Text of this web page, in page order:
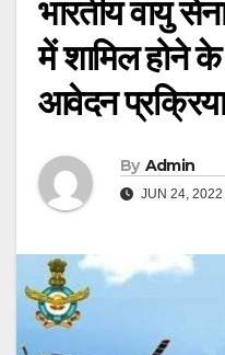
भारतीय वायु
में शामिल होने
आवेदन
By Admin
JUN 24, 2022